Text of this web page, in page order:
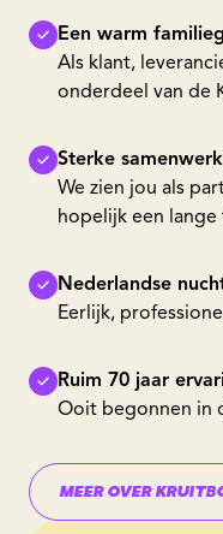
Een warm
Als klant,
onderdeel van de
Sterke
We zien jou als
hopelijk een lange
Nederlandse
Eerlijk,
Ruim 70 jaar
Ooit begonnen in
MEER OVER